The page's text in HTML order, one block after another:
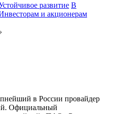
развитие В
и акционерам
в России провайдер
Официальный